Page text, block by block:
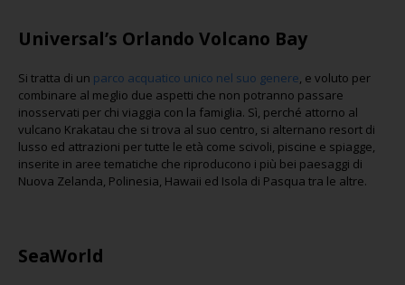
Universal’s Orlando Volcano Bay
Si tratta di un parco acquatico unico nel suo genere , e voluto per
combinare al meglio due aspetti che non potranno passare
inosservati per chi viaggia con la famiglia. Sì, perché attorno al
vulcano Krakatau che si trova al suo centro, si alternano resort di
lusso ed attrazioni per tutte le età come scivoli, piscine e spiagge,
inserite in aree tematiche che riproducono i più bei paesaggi di
Nuova Zelanda, Polinesia, Hawaii ed Isola di Pasqua tra le altre.
SeaWorld